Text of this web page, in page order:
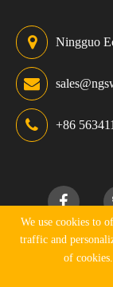
Ningguo
+86
Derechos DE
We use cookies to
traffic and
of